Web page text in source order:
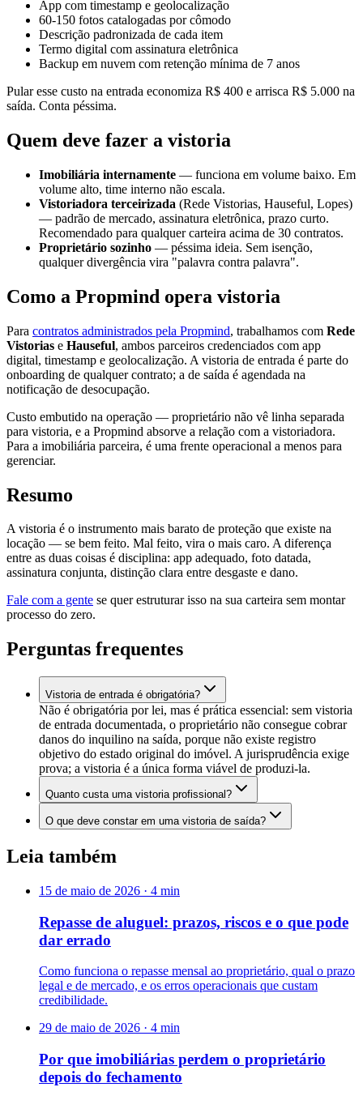
App com timestamp e geolocalização
60-150 fotos catalogadas por cômodo
Descrição padronizada de cada item
Termo digital com assinatura eletrônica
Backup em nuvem com retenção mínima de 7 anos
Pular esse custo na entrada economiza R$ 400 e arrisca R$ 5.000 na
saída. Conta péssima.
Quem deve fazer a vistoria
Imobiliária internamente — funciona em volume baixo. Em
volume alto, time interno não escala.
Vistoriadora terceirizada (Rede Vistorias, Hauseful, Lopes)
— padrão de mercado, assinatura eletrônica, prazo curto.
Recomendado para qualquer carteira acima de 30 contratos.
Proprietário sozinho — péssima ideia. Sem isenção,
qualquer divergência vira "palavra contra palavra".
Como a Propmind opera vistoria
Para contratos administrados pela Propmind, trabalhamos com Rede
Vistorias e Hauseful, ambos parceiros credenciados com app
digital, timestamp e geolocalização. A vistoria de entrada é parte do
onboarding de qualquer contrato; a de saída é agendada na
notificação de desocupação.
Custo embutido na operação — proprietário não vê linha separada
para vistoria, e a Propmind absorve a relação com a vistoriadora.
Para a imobiliária parceira, é uma frente operacional a menos para
gerenciar.
Resumo
A vistoria é o instrumento mais barato de proteção que existe na
locação — se bem feito. Mal feito, vira o mais caro. A diferença
entre as duas coisas é disciplina: app adequado, foto datada,
assinatura conjunta, distinção clara entre desgaste e dano.
Fale com a gente se quer estruturar isso na sua carteira sem montar
processo do zero.
Perguntas frequentes
Vistoria de entrada é obrigatória?
Não é obrigatória por lei, mas é prática essencial: sem vistoria
de entrada documentada, o proprietário não consegue cobrar
danos do inquilino na saída, porque não existe registro
objetivo do estado original do imóvel. A jurisprudência exige
prova; a vistoria é a única forma viável de produzi-la.
Quanto custa uma vistoria profissional?
O que deve constar em uma vistoria de saída?
Leia também
15 de maio de 2026 · 4 min
Repasse de aluguel: prazos, riscos e o que pode
dar errado
Como funciona o repasse mensal ao proprietário, qual o prazo
legal e de mercado, e os erros operacionais que custam
credibilidade.
29 de maio de 2026 · 4 min
Por que imobiliárias perdem o proprietário
depois do fechamento